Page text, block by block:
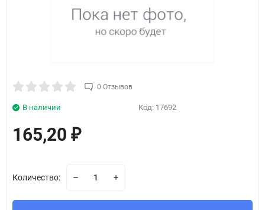
0 Отзывов
Код: 17692
В наличии
165,20 ₽
Количество: